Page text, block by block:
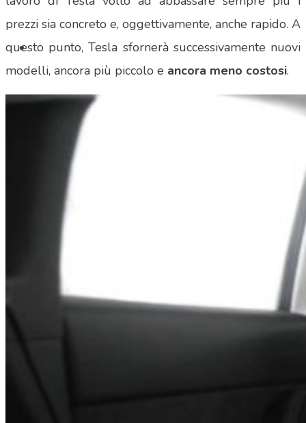
Search Site
prezzi sia concreto e, oggettivamente, anche rapido. A
questo punto, Tesla sfornerà successivamente nuovi
modelli, ancora più piccolo e ancora meno costosi.